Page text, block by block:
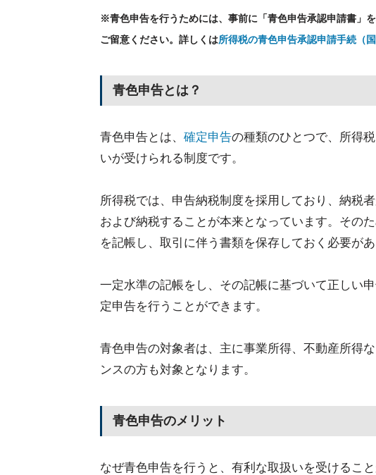
※青色申告を行うためには、事前に「青色申告承認申請書」
ご留意ください。詳しくは所得税の青色申告承認申請手続（国
青色申告とは？
青色申告とは、 確定申告の種類のひとつで、所得
いが受けられる制度です。
所得税では、申告納税制度を採用しており、納税
および納税することが本来となっています。その
を記帳し、取引に伴う書類を保存しておく必要があ
一定水準の記帳をし、その記帳に基づいて正しい
定申告を行うことができます。
青色申告の対象者は、主に事業所得、不動産所得
ンスの方も対象となります。
青色申告のメリット
なぜ青色申告を行うと、有利な取扱いを受けるこ